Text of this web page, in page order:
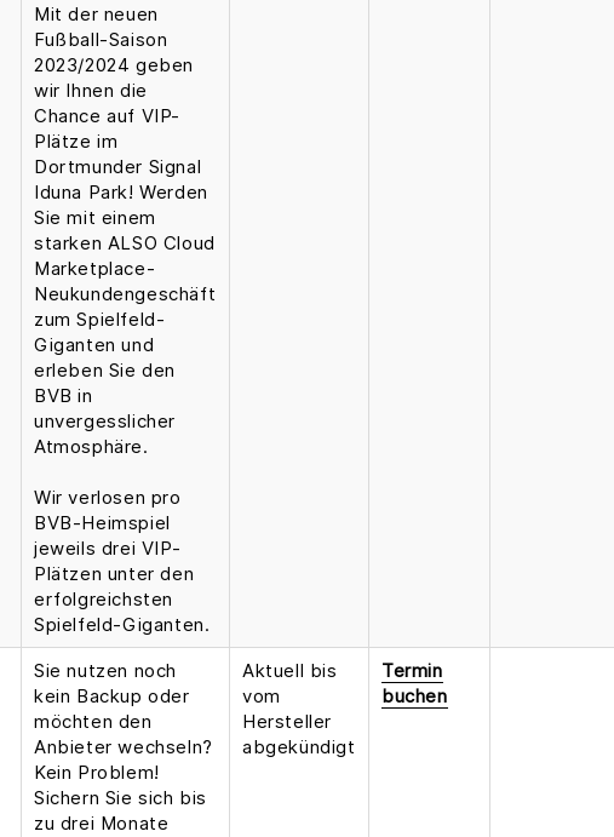
Mit der neuen
Fußball-Saison
2023/2024 geben
wir Ihnen die
Chance auf VIP-
Plätze im
Dortmunder Signal
Iduna Park! Werden
Sie mit einem
starken ALSO Cloud
Marketplace-
Neukundengeschäft
zum Spielfeld-
Giganten und
erleben Sie den
BVB in
unvergesslicher
Atmosphäre.
Wir verlosen pro
BVB-Heimspiel
jeweils drei VIP-
Plätzen unter den
erfolgreichsten
Spielfeld-Giganten.
Sie nutzen noch
kein Backup oder
möchten den
Anbieter wechseln?
Kein Problem!
Sichern Sie sich bis
zu drei Monate
Aktuell bis
vom
Hersteller
abgekündigt
Termin
buchen